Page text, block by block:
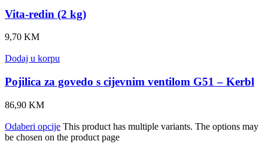
Vita-redin (2 kg)
9,70 KM
Dodaj u korpu
Pojilica za govedo s cijevnim ventilom G51 – Kerbl
86,90 KM
Odaberi opcije This product has multiple variants. The options may
be chosen on the product page